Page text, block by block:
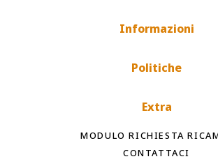
Informazioni
Politiche
Extra
MODULO RICHIESTA
CONTATTACI